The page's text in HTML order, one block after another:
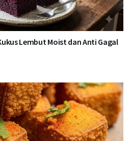
Lembut Moist dan Anti Gagal